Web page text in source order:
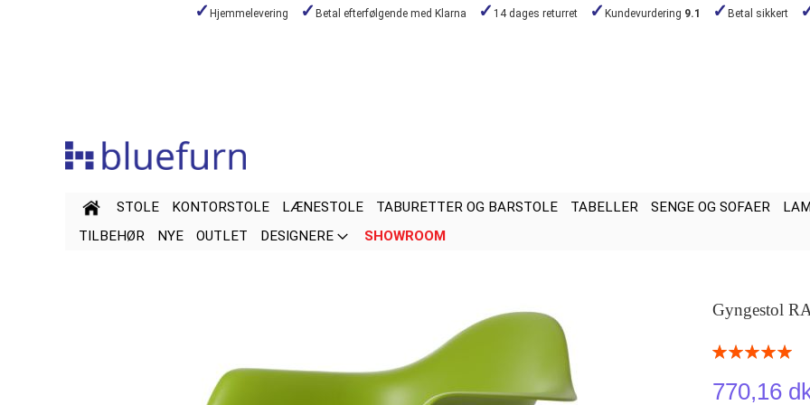
Hjemmelevering Betal efterfølgende med Klarna 14 dages returret Kundevurdering 9.1 Betal sikkert
STOLE KONTORSTOLE LÆNESTOLE TABURETTER OG BARSTOLE TABELLER SENGE OG SOFAER
TILBEHØR
NYE OUTLET DESIGNERE SHOWROOM
Gyngestol
Rating:
770,16